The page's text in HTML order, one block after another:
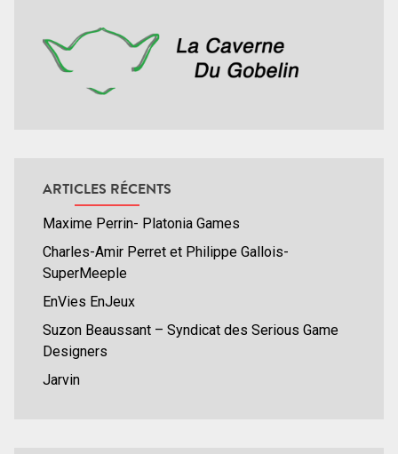
ARTICLES RÉCENTS
Maxime Perrin- Platonia Games
Charles-Amir Perret et Philippe Gallois-
SuperMeeple
EnVies EnJeux
Suzon Beaussant – Syndicat des Serious Game
Designers
Jarvin